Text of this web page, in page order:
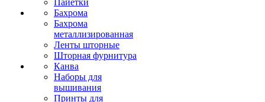
Пайетки
Бахрома
Бахрома
металлизированная
Ленты шторные
Шторная фурнитура
Канва
Наборы для
вышивания
Принты для